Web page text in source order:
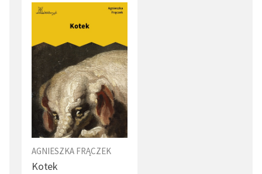
AGNIESZKA FRĄCZEK
Kotek